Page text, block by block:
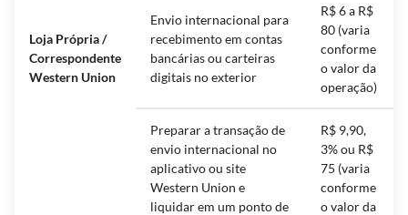
Loja Própria /
Correspondente
Western Union
Envio internacional para
recebimento em contas
bancárias ou carteiras
digitais no exterior
R$ 6 a R$
80 (varia
conforme
o valor da
operação)
Preparar a transação de
envio internacional no
aplicativo ou site
Western Union e
liquidar em um ponto de
R$ 9,90,
3% ou R$
75 (varia
conforme
o valor da